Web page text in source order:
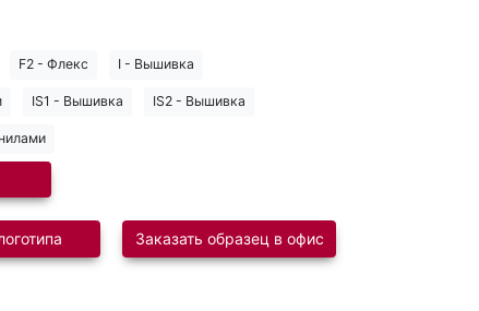
F2 - Флекс I - Вышивка
IS1 - Вышивка IS2 - Вышивка
Заказать образец в офис